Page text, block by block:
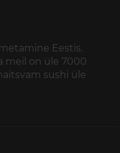
Eestis.
meil on üle 7000
sushi üle